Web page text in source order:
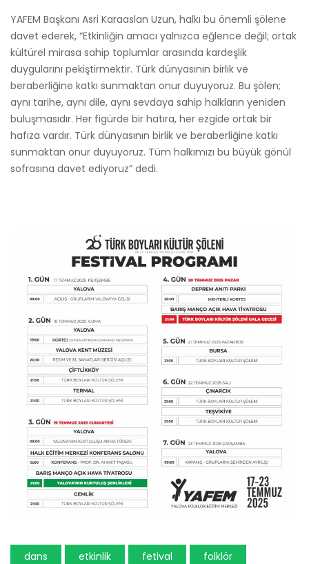
YAFEM Başkanı Asri Karaaslan Uzun, halkı bu önemli şölene
davet ederek, “Etkinliğin amacı yalnızca eğlence değil; ortak
kültürel mirasa sahip toplumlar arasında kardeşlik
duygularını pekiştirmektir. Türk dünyasının birlik ve
beraberliğine katkı sunmaktan onur duyuyoruz. Bu şölen;
aynı tarihe, aynı dile, aynı sevdaya sahip halkların yeniden
buluşmasıdır. Her figürde bir hatıra, her ezgide ortak bir
hafıza vardır. Türk dünyasının birlik ve beraberliğine katkı
sunmaktan onur duyuyoruz. Tüm halkımızı bu büyük gönül
sofrasına davet ediyoruz” dedi.
dans etkinlik fetival
folklör